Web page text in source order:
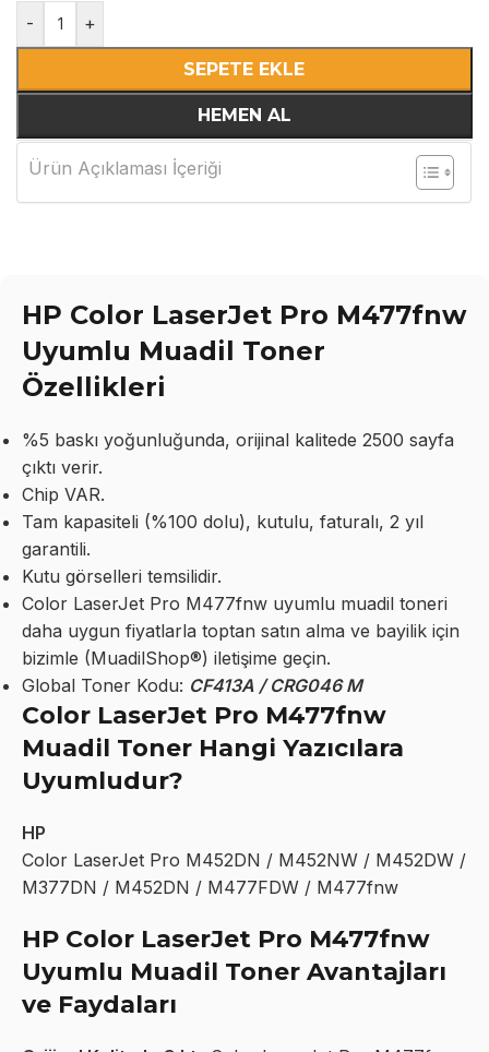
- +
SEPETE EKLE
HEMEN AL
Ürün Açıklaması İçeriği
HP Color LaserJet Pro M477fnw
Uyumlu Muadil Toner
Özellikleri
%5 baskı yoğunluğunda, orijinal kalitede 2500 sayfa
çıktı verir.
Chip VAR.
Tam kapasiteli (%100 dolu), kutulu, faturalı, 2 yıl
garantili.
Kutu görselleri temsilidir.
Color LaserJet Pro M477fnw uyumlu muadil toneri
daha uygun fiyatlarla toptan satın alma ve bayilik için
bizimle (MuadilShop®) iletişime geçin.
Global Toner Kodu: CF413A / CRG046 M
Color LaserJet Pro M477fnw
Muadil Toner Hangi Yazıcılara
Uyumludur?
HP
Color LaserJet Pro M452DN / M452NW / M452DW /
M377DN / M452DN / M477FDW / M477fnw
HP Color LaserJet Pro M477fnw
Uyumlu Muadil Toner Avantajları
ve Faydaları